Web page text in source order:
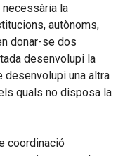
la
autònoms,
donar-se dos
desenvolupi la
desenvolupi una altra
quals no disposa la
coordinació